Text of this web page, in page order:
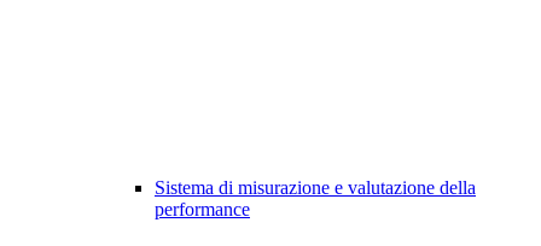
Sistema di misurazione e valutazione della
performance